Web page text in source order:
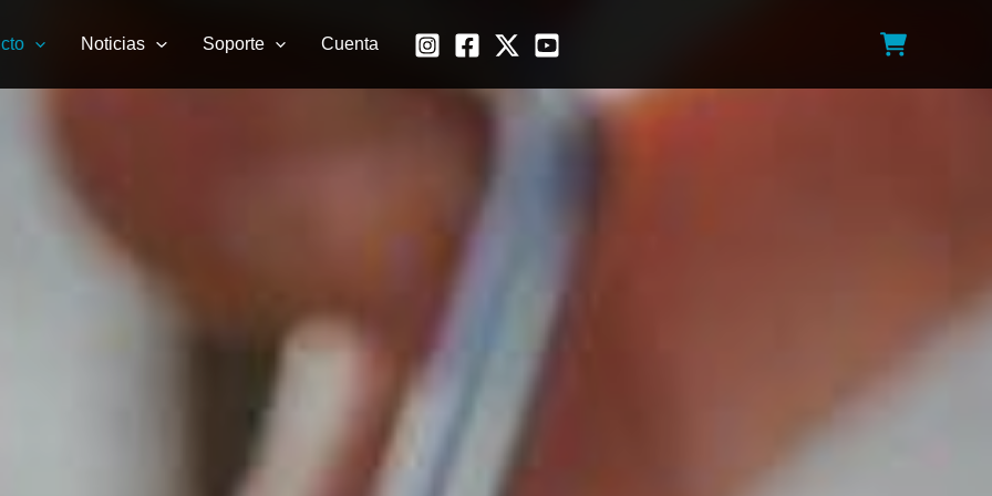
Noticias Soporte Cuenta